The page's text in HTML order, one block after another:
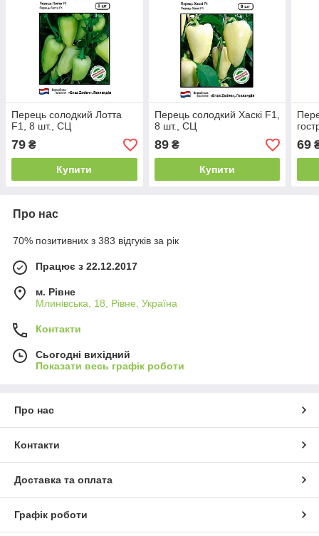
Перець солодкий Лотта
F1, 8 шт., СЦ
79 ₴
Купити
Перець солодкий Хаскі F1,
8 шт., СЦ
89₴
Купити
69
Про нас
70% позитивних з 383 відгуків за рік
Працює з 22.12.2017
м. Рівне
Млинівська, 18, Рівне, Україна
Контакти
Сьогодні вихідний
Показати весь графік роботи
Про нас
Контакти
Доставка та оплата
Графік роботи